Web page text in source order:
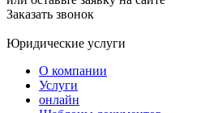
Заказать звонок
Юридические услуги
О компании
Услуги
онлайн